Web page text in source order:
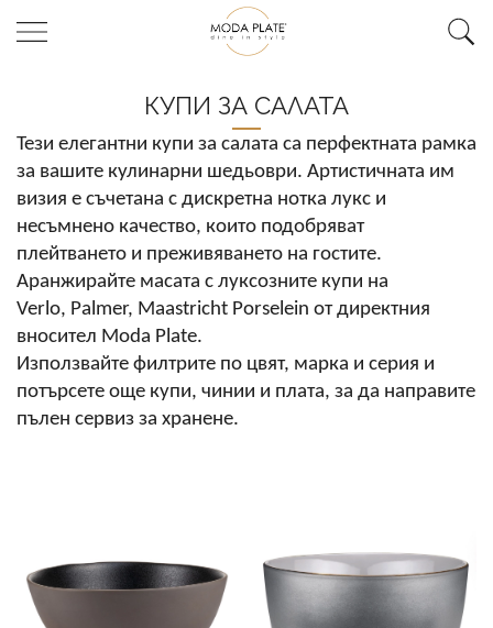
КУПИ ЗА САЛАТА
Тези елегантни купи за салата са перфектната рамка
за вашите кулинарни шедьоври. Артистичната им
визия е съчетана с дискретна нотка лукс и
несъмнено качество, които подобряват
плейтването и преживяването на гостите.
Аранжирайте масата с луксозните купи на
Verlo, Palmer, Maastricht Porselein от директния
вносител Moda Plate.
Използвайте филтрите по цвят, марка и серия и
потърсете още купи, чинии и плата, за да направите
пълен сервиз за хранене.